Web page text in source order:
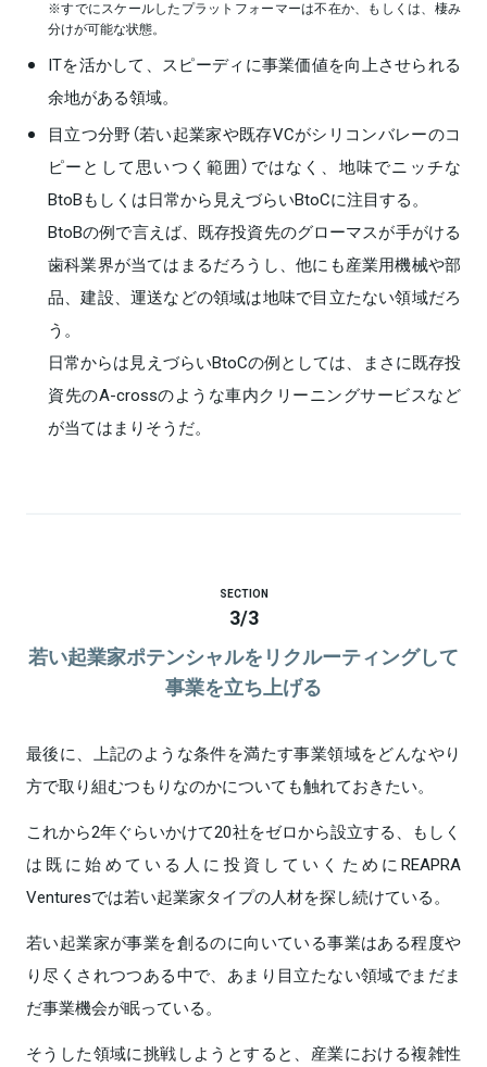
※すでにスケールしたプラットフォーマーは不在か、もしくは、棲み
分けが可能な状態。
ITを活かして、スピーディに事業価値を向上させられる
余地がある領域。
目立つ分野（若い起業家や既存VCがシリコンバレーのコ
ピーとして思いつく範囲）ではなく、地味でニッチな
BtoBもしくは日常から見えづらいBtoCに注目する。
BtoBの例で言えば、既存投資先のグローマスが手がける
歯科業界が当てはまるだろうし、他にも産業用機械や部
品、建設、運送などの領域は地味で目立たない領域だろ
う。
日常からは見えづらいBtoCの例としては、まさに既存投
資先のA-crossのような車内クリーニングサービスなど
が当てはまりそうだ。
SECTION
3/3
若い起業家ポテンシャルをリクルーティングして
事業を立ち上げる
最後に、上記のような条件を満たす事業領域をどんなやり
方で取り組むつもりなのかについても触れておきたい。
これから2年ぐらいかけて20社をゼロから設立する、もしく
は既に始めている人に投資していくためにREAPRA
Venturesでは若い起業家タイプの人材を探し続けている。
若い起業家が事業を創るのに向いている事業はある程度や
り尽くされつつある中で、あまり目立たない領域でまだま
だ事業機会が眠っている。
そうした領域に挑戦しようとすると、産業における複雑性